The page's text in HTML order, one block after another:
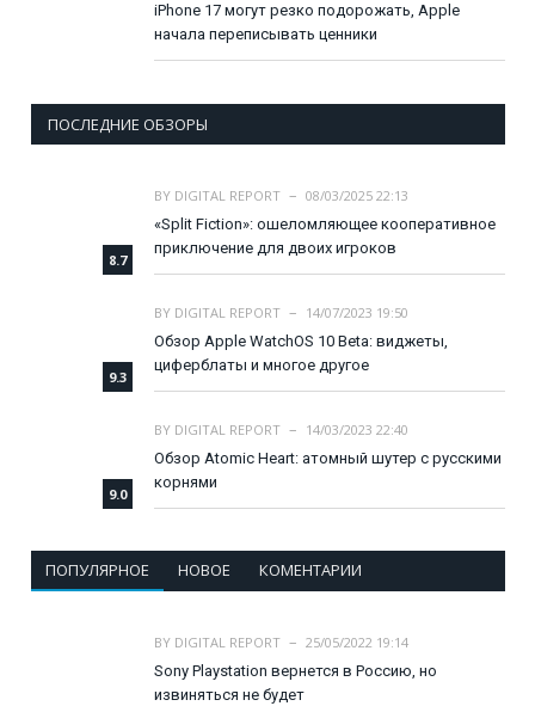
iPhone 17 могут резко подорожать, Apple
начала переписывать ценники
ПОСЛЕДНИЕ ОБЗОРЫ
8.7
BY DIGITAL REPORT
08/03/2025 22:13
«Split Fiction»: ошеломляющее кооперативное
приключение для двоих игроков
9.3
BY DIGITAL REPORT
14/07/2023 19:50
Обзор Apple WatchOS 10 Beta: виджеты,
циферблаты и многое другое
9.0
BY DIGITAL REPORT
14/03/2023 22:40
Обзор Atomic Heart: атомный шутер с русскими
корнями
ПОПУЛЯРНОЕ НОВОЕ КОМЕНТАРИИ
BY DIGITAL REPORT
25/05/2022 19:14
Sony Playstation вернется в Россию, но
извиняться не будет